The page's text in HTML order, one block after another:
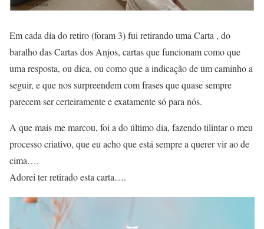
Em cada dia do retiro (foram 3) fui retirando uma Carta , do
baralho das Cartas dos Anjos, cartas que funcionam como que
uma resposta, ou dica, ou como que a indicação de um caminho a
seguir, e que nos surpreendem com frases que quase sempre
parecem ser certeiramente e exatamente só para nós.
A que mais me marcou, foi a do último dia, fazendo tilintar o meu
processo criativo, que eu acho que está sempre a querer vir ao de
cima….
Adorei ter retirado esta carta….